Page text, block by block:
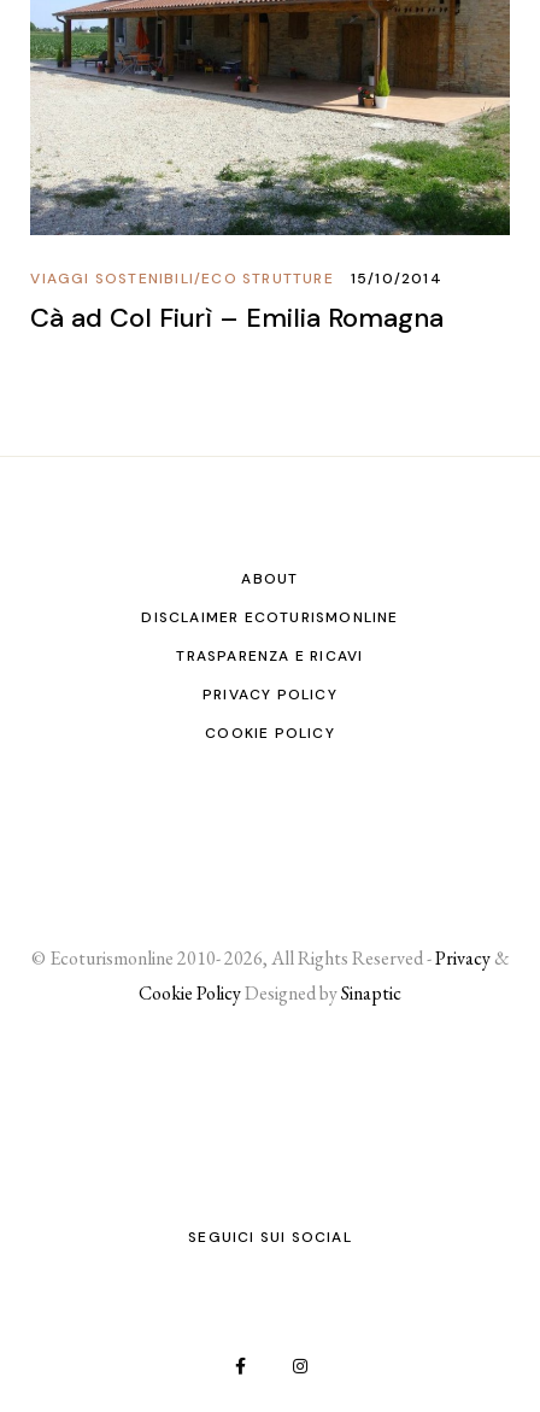
ECO STRUTTURE
/
VIAGGI SOSTENIBILI 15/10/2014
Cà ad Col Fiurì – Emilia Romagna
ABOUT
DISCLAIMER ECOTURISMONLINE
TRASPARENZA E RICAVI
PRIVACY POLICY
COOKIE POLICY
© Ecoturismonline 2010- 2026, All Rights Reserved -Privacy&
Cookie PolicyDesigned bySinaptic
SEGUICI SUI SOCIAL